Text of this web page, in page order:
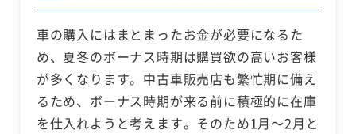
車の購入にはまとまったお金が必要になるた
め、夏冬のボーナス時期は購買欲の高いお客様
が多くなります。中古車販売店も繁忙期に備え
るため、ボーナス時期が来る前に積極的に在庫
を仕入れようと考えます。そのため1月～2月と